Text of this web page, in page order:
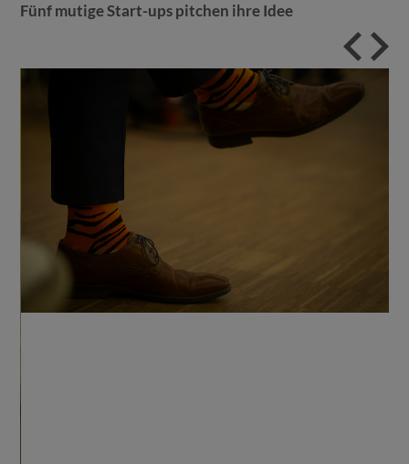
Fünf mutige Start-ups pitchen ihre Idee